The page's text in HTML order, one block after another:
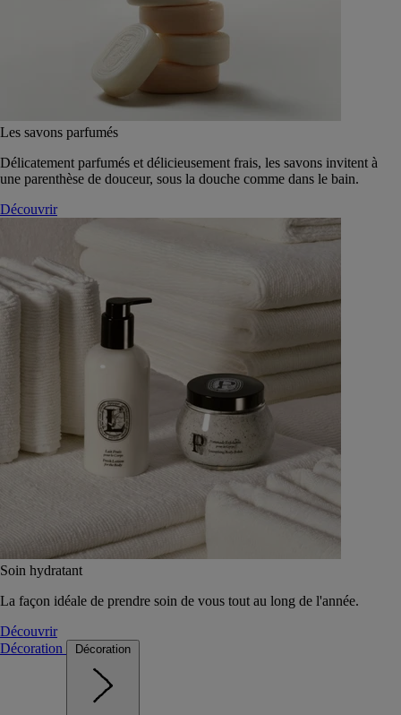
Les savons parfumés
Délicatement parfumés et délicieusement frais, les savons invitent à
une parenthèse de douceur, sous la douche comme dans le bain.
Découvrir
Soin hydratant
La façon idéale de prendre soin de vous tout au long de l'année.
Découvrir
Décoration
Décoration